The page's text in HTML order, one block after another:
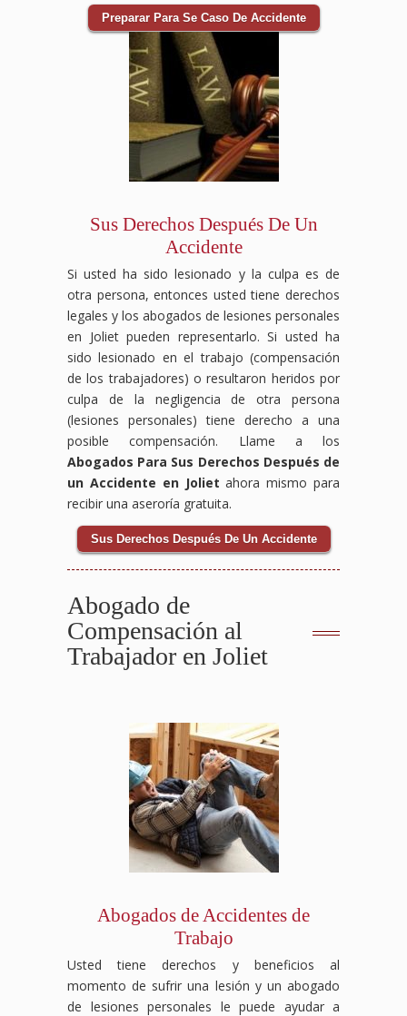
Preparar Para Se Caso De Accidente
Sus Derechos Después De Un
Accidente
Si usted ha sido lesionado y la culpa es de
otra persona, entonces usted tiene derechos
legales y los abogados de lesiones personales
en Joliet pueden representarlo. Si usted ha
sido lesionado en el trabajo (compensación
de los trabajadores) o resultaron heridos por
culpa de la negligencia de otra persona
(lesiones personales) tiene derecho a una
posible compensación. Llame a los
Abogados Para Sus Derechos Después de
un Accidente en Joliet ahora mismo para
recibir una aseroría gratuita.
Sus Derechos Después De Un Accidente
Abogado de
Compensación al
Trabajador en Joliet
Abogados de Accidentes de
Trabajo
Usted tiene derechos y beneficios al
momento de sufrir una lesión y un abogado
de lesiones personales le puede ayudar a